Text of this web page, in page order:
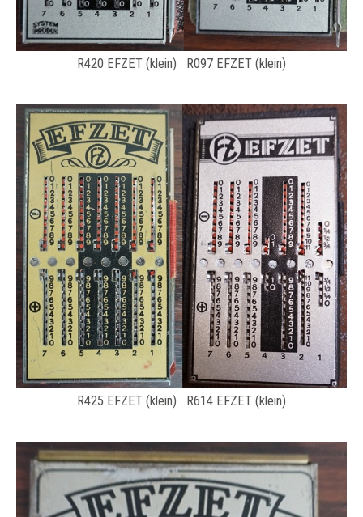
R420 EFZET (klein) R097 EFZET (klein)
R425 EFZET (klein) R614 EFZET (klein)